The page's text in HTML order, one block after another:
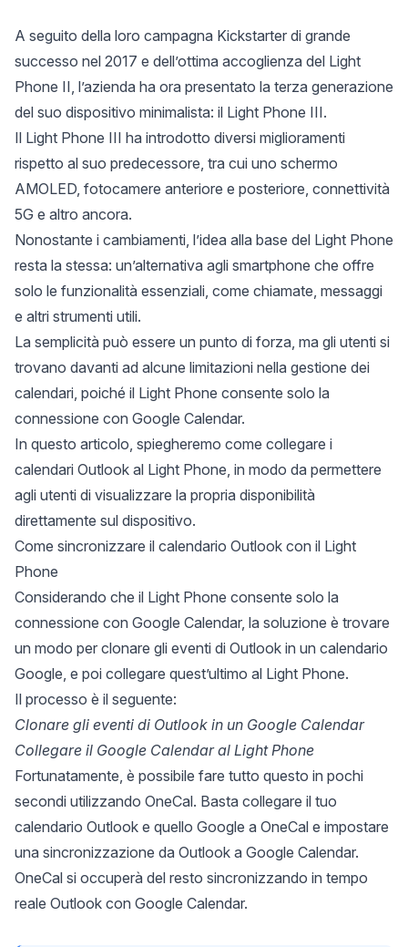
A seguito della loro campagna Kickstarter di grande
successo nel 2017 e dell’ottima accoglienza del Light
Phone II, l’azienda ha ora presentato la terza generazione
del suo dispositivo minimalista: il Light Phone III.
Il Light Phone III ha introdotto diversi miglioramenti
rispetto al suo predecessore, tra cui uno schermo
AMOLED, fotocamere anteriore e posteriore, connettività
5G e altro ancora.
Nonostante i cambiamenti, l’idea alla base del Light Phone
resta la stessa: un’alternativa agli smartphone che offre
solo le funzionalità essenziali, come chiamate, messaggi
e altri strumenti utili.
La semplicità può essere un punto di forza, ma gli utenti si
trovano davanti ad alcune limitazioni nella gestione dei
calendari, poiché il Light Phone consente solo la
connessione con Google Calendar.
In questo articolo, spiegheremo come collegare i
calendari Outlook al Light Phone, in modo da permettere
agli utenti di visualizzare la propria disponibilità
direttamente sul dispositivo.
Come sincronizzare il calendario Outlook con il Light
Phone
Considerando che il Light Phone consente solo la
connessione con Google Calendar, la soluzione è trovare
un modo per clonare gli eventi di Outlook in un calendario
Google, e poi collegare quest’ultimo al Light Phone.
Il processo è il seguente:
Clonare gli eventi di Outlook in un Google Calendar
Collegare il Google Calendar al Light Phone
Fortunatamente, è possibile fare tutto questo in pochi
secondi utilizzando OneCal. Basta collegare il tuo
calendario Outlook e quello Google a OneCal e impostare
una sincronizzazione da Outlook a Google Calendar.
OneCal si occuperà del resto sincronizzando in tempo
reale Outlook con Google Calendar.